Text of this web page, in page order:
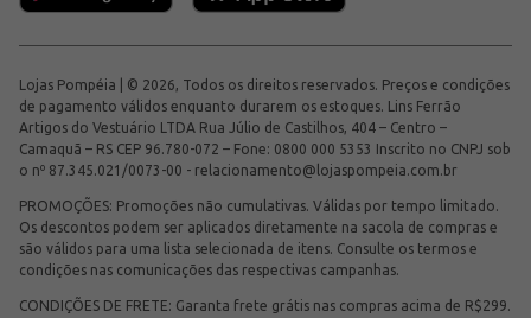
Lojas Pompéia | © 2026, Todos os direitos reservados. Preços e condições
de pagamento válidos enquanto durarem os estoques. Lins Ferrão
Artigos do Vestuário LTDA Rua Júlio de Castilhos, 404 – Centro –
Camaquã – RS CEP 96.780-072 – Fone: 0800 000 5353 Inscrito no CNPJ sob
o nº 87.345.021/0073-00 - relacionamento@lojaspompeia.com.br
PROMOÇÕES: Promoções não cumulativas. Válidas por tempo limitado.
Os descontos podem ser aplicados diretamente na sacola de compras e
são válidos para uma lista selecionada de itens. Consulte os termos e
condições nas comunicações das respectivas campanhas.
CONDIÇÕES DE FRETE: Garanta frete grátis nas compras acima de R$299.